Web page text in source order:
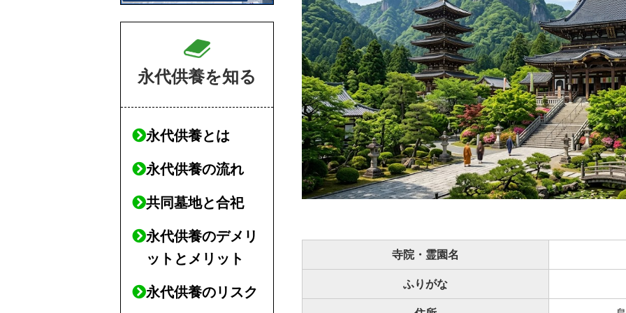
寺院・霊園名
ふりがな
永代供養を知る
永代供養とは
永代供養の流れ
共同墓地と合祀
永代供養のデメリ
ットとメリット
永代供養のリスク